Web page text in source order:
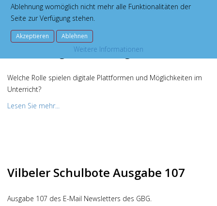
Die richtige Mischung macht´s
Welche Rolle spielen digitale Plattformen und Möglichkeiten im
Unterricht?
Lesen Sie mehr...
Vilbeler Schulbote Ausgabe 107
Ausgabe 107 des E-Mail Newsletters des GBG.
Ablehnung womöglich nicht mehr alle Funktionalitäten der
Seite zur Verfügung stehen.
Akzeptieren Ablehnen
Weitere Informationen